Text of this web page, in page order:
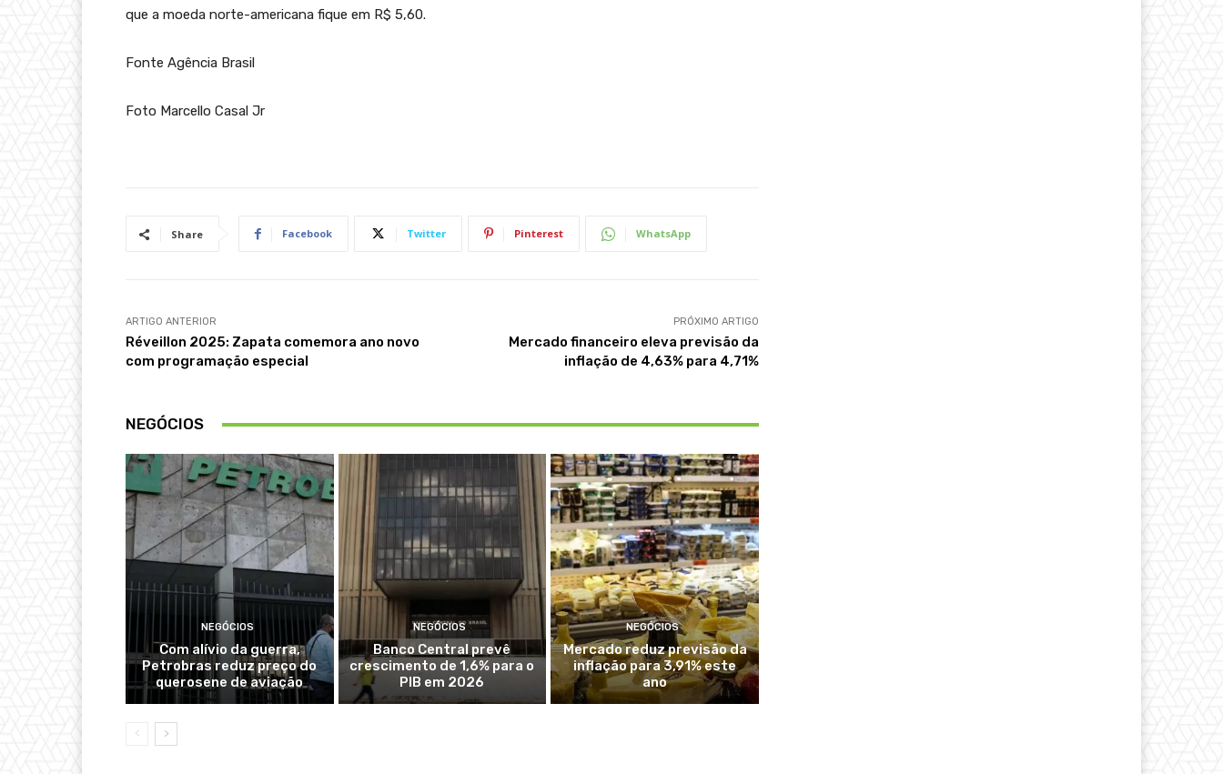
que a moeda norte-americana fique em R$ 5,60.
Fonte Agência Brasil
Foto Marcello Casal Jr
Share Facebook Twitter Pinterest WhatsApp
ARTIGO ANTERIOR
Réveillon 2025: Zapata comemora ano novo
com programação especial
PRÓXIMO ARTIGO
Mercado financeiro eleva previsão da
inflação de 4,63% para 4,71%
NEGÓCIOS
NEGÓCIOS
Com alívio da guerra,
Petrobras reduz preço do
querosene de aviação
NEGÓCIOS
Banco Central prevê
crescimento de 1,6% para o
PIB em 2026
NEGÓCIOS
Mercado reduz previsão da
inflação para 3,91% este
ano